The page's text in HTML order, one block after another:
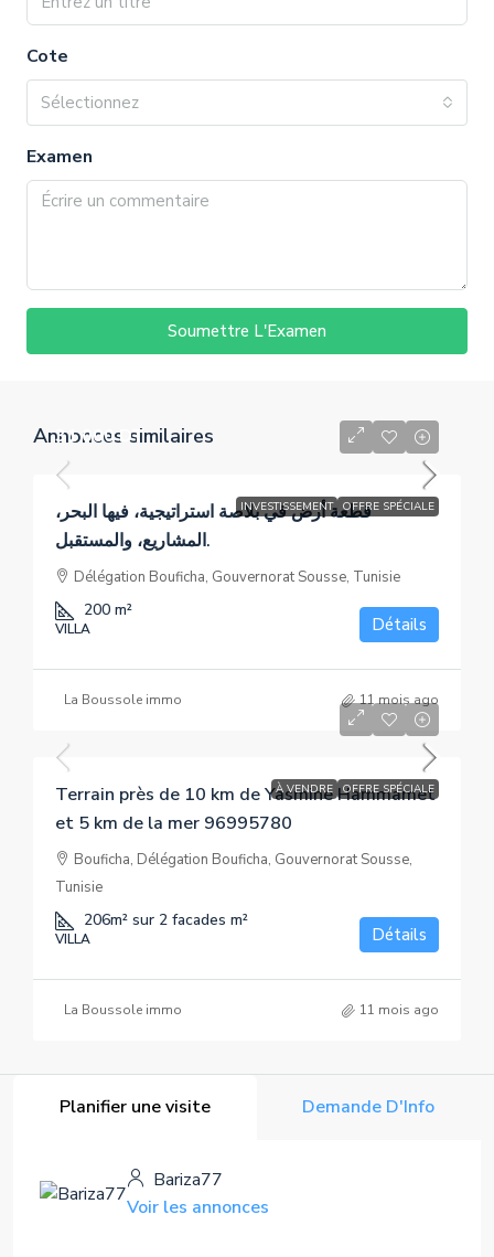
Cote
Sélectionnez
Examen
Soumettre L'Examen
Annonces similaires
INVESTISSEMENT OFFRE SPÉCIALE
31 000 DT
قطعة أرض في بلاصة استراتيجية، فيها البحر،
المشاريع، والمستقبل.
Délégation Bouficha, Gouvernorat Sousse, Tunisie
200 m²
VILLA Détails
La Boussole immo 11 mois ago
À VENDRE OFFRE SPÉCIALE
Terrain près de 10 km de Yasmine Hammamet
et 5 km de la mer 96995780
Bouficha, Délégation Bouficha, Gouvernorat Sousse,
Tunisie
206m² sur 2 facades m²
VILLA Détails
La Boussole immo 11 mois ago
Planifier une visite Demande D'Info
Bariza77
Voir les annonces